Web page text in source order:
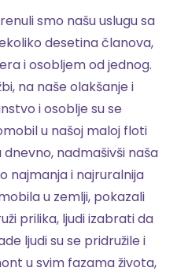
smo našu uslugu sa
desetina članova,
i osobljem od jednog.
na naše olakšanje i
i osoblje su se
u našoj maloj floti
nadmašivši naša
najmanja i najruralnija
u zemlji, pokazali
prilika, ljudi izabrati da
ljudi su se pridružile i
u svim fazama života,